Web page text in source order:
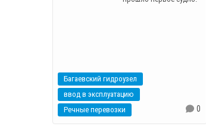
Багаевский гидроузел
ввод в эксплуатацию
Речные перевозки
0